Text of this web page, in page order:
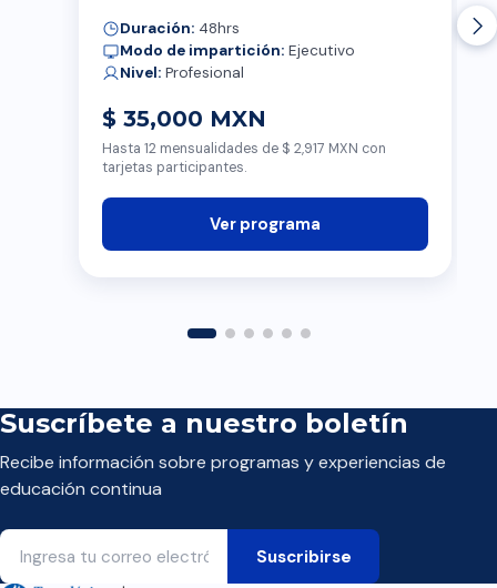
Duración:48hrs
Modo de impartición:Ejecutivo
Nivel:Profesional
$ 35,000 MXN
Hasta 12 mensualidades de $ 2,917 MXN con
tarjetas participantes.
Ver programa
Suscríbete a nuestro boletín
Recibe información sobre programas y experiencias de
educación continua